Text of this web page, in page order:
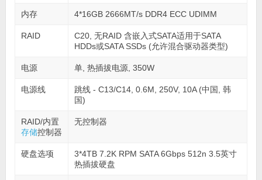
内存 4*16GB 2666MT/s DDR4 ECC UDIMM
RAID
C20, 无RAID 含嵌入式SATA适用于SATA
HDDs或SATA SSDs (允许混合驱动器类型)
电源 单, 热插拔电源, 350W
电源线
跳线 - C13/C14, 0.6M, 250V, 10A (中国, 韩
国)
RAID/内置
存储控制器
无控制器
硬盘选项
3*4TB 7.2K RPM SATA 6Gbps 512n 3.5英寸
热插拔硬盘